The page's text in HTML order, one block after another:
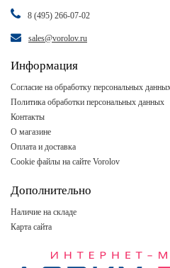
8 (495) 266-07-02
sales@vorolov.ru
Информация
Согласие на обработку персональных
Политика обработки персональных данных
Контакты
О магазине
Оплата и доставка
Cookie файлы на сайте Vorolov
Дополнительно
Наличие на складе
Карта сайта